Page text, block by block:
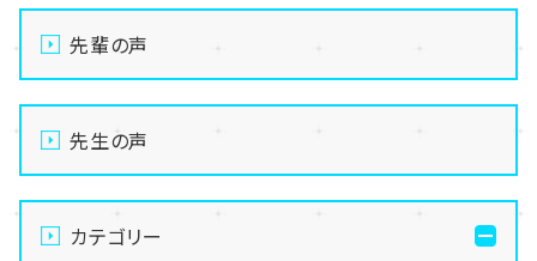
先輩の声
先生の声
カテゴリー